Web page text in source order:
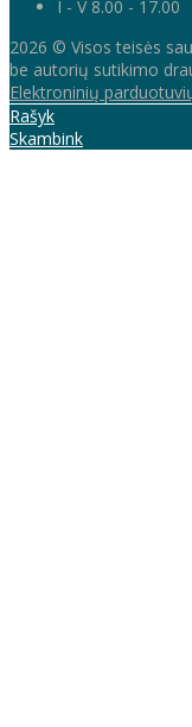
I - V 8.00 - 17.00
2026 © Visos teisės
be autorių sutikimo
Elektroninių
Rašyk
Skambink